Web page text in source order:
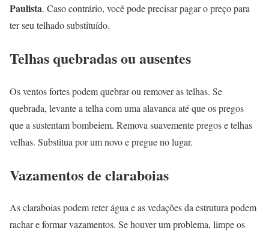
Paulista. Caso contrário, você pode precisar pagar o preço para
ter seu telhado substituído.
Telhas quebradas ou ausentes
Os ventos fortes podem quebrar ou remover as telhas. Se
quebrada, levante a telha com uma alavanca até que os pregos
que a sustentam bombeiem. Remova suavemente pregos e telhas
velhas. Substitua por um novo e pregue no lugar.
Vazamentos de claraboias
As claraboias podem reter água e as vedações da estrutura podem
rachar e formar vazamentos. Se houver um problema, limpe os